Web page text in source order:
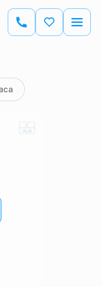
Цена по запросу